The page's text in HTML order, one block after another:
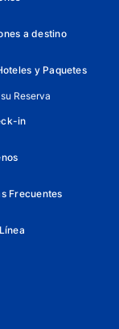
a destino
y Paquetes
Reserva
in
Frecuentes